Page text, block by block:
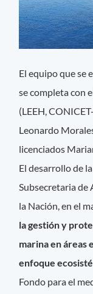
El equipo que se
se completa con
(LEEH,
Leonardo
licenciados
El desarrollo de
Subsecretaria
la Nación, en el
la gestión y
marina en áreas
enfoque
Fondo para el